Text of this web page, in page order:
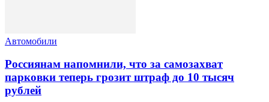
Автомобили
Россиянам напомнили, что за самозахват
парковки теперь грозит штраф до 10 тысяч
рублей